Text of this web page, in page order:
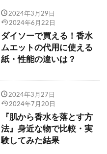
2024年3月29日
2024年6月22日
ダイソーで買える！香水
ムエットの代用に使える
紙・性能の違いは？
2024年3月27日
2024年7月20日
『肌から香水を落とす方
法』身近な物で比較・実
験してみた結果